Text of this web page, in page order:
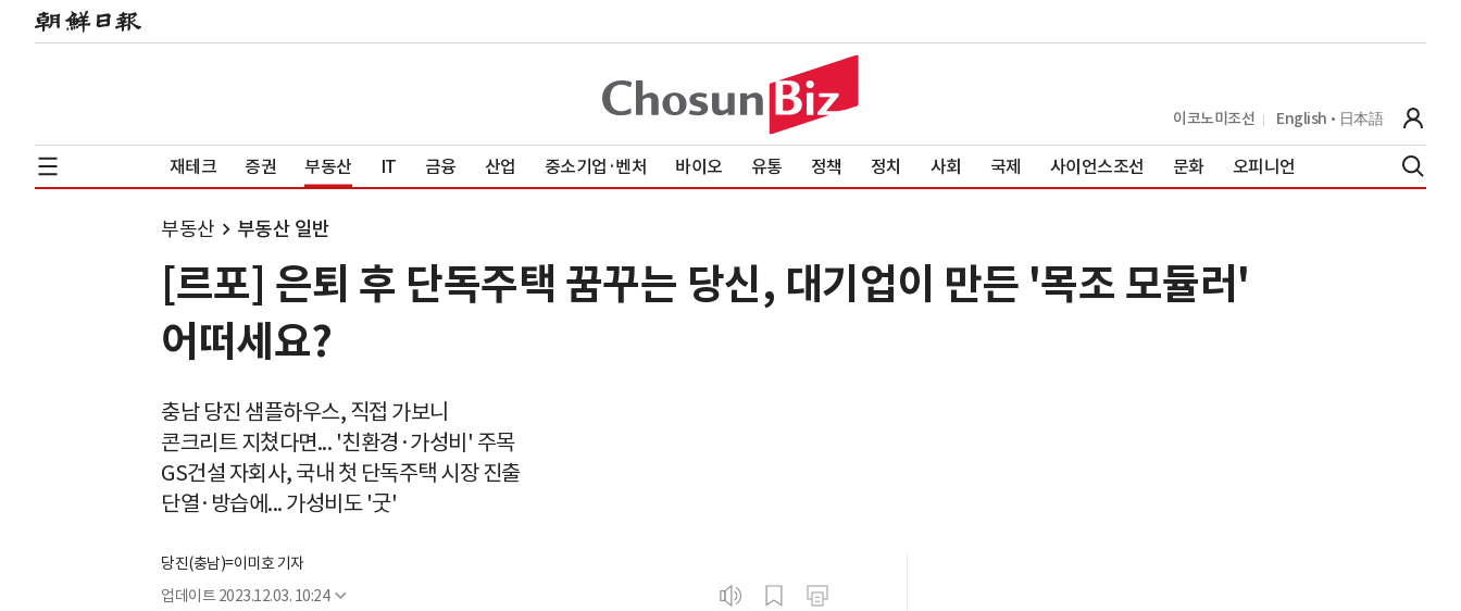
이코노미조선 English 日本語
재테크 증권 부동산 IT 금융 산업 중소기업·벤처 바이오 유통 정책 정치 사회 국제 사이언스조선 문화 오피니언
부동산 부동산 일반
[르포] 은퇴 후 단독주택 꿈꾸는 당신, 대기업이 만든 '목조 모듈러'
어떠세요?
충남 당진 샘플하우스, 직접 가보니
콘크리트 지쳤다면... '친환경·가성비' 주목
GS건설 자회사, 국내 첫 단독주택 시장 진출
단열·방습에... 가성비도 '굿'
당진(충남)=이미호 기자
업데이트 2023.12.03. 10:24